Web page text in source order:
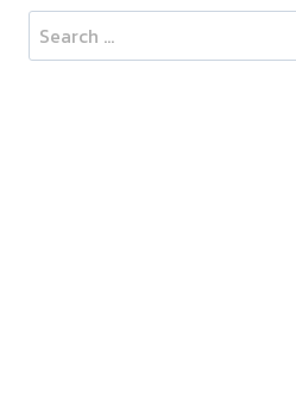
Search
for: